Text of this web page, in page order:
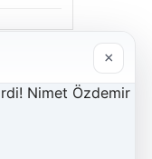
×